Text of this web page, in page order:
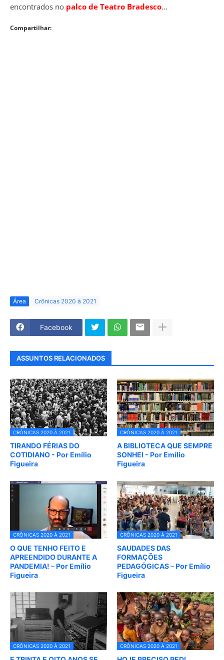
encontrados no palco de Teatro Bradesco…
Compartilhar:
Área Crônicas 2020 à 2021
Facebook
ASSUNTOS RELACIONADOS
CRÔNICAS 2020 À 2021
TIRANDO FÉRIAS DO
COTIDIANO - Por Emílio
Figueira
CRÔNICAS 2020 À 2021
A BIBLIOTECA QUE SEMPRE
SONHEI - Por Emílio
Figueira
CRÔNICAS 2020 À 2021
O QUE TENHO FEITO E
APREENDIDO DURANTE A
PANDEMIA! – Por Emílio
Figueira
CRÔNICAS 2020 À 2021
SAUDADES DAS
FORMAÇÕES
PEDAGÓGICAS – Por Emílio
Figueira
CRÔNICAS 2020 À 2021 CRÔNICAS 2020 À 2021